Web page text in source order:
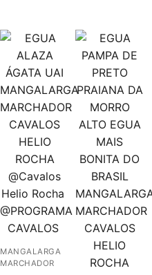
MANGALARGA
MARCHADOR